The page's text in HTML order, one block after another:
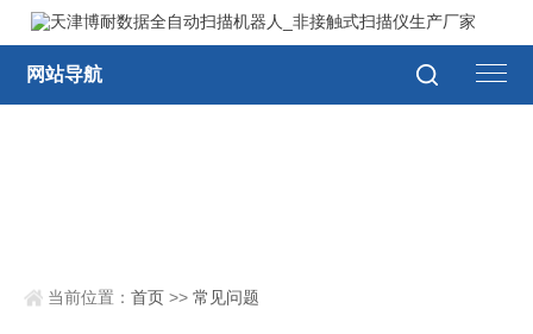
网站导航
当前位置：首页 >>常见问题